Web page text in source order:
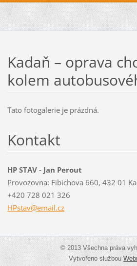
Kadaň – oprava
kolem
Tato fotogalerie je prázdná.
Kontakt
HP STAV - Jan Perout
Provozovna: Fibichova 660, 432 01
+420 728 021 326
HPstav@email.cz
© 2013 Všechna práva
Vytvořeno službou